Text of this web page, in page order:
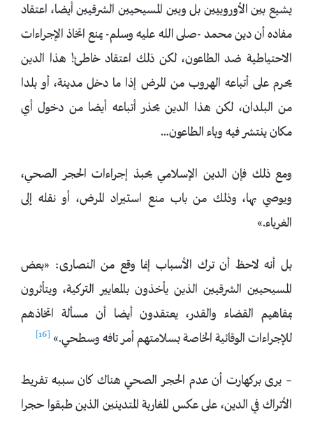
يشيع بين الأوروبيين بل وبين المسيحيين الشرقيين أيضا، اعتقاد
مفاده أن دين محمد -صلى الله عليه وسلم- يمنع اتخاذ الإجراءات
الاحتياطية ضد الطاعون، لكن ذلك اعتقاد خاطئ! هذا الدين
يحرم على أتباعه الهروب من المرض إذا ما دخل مدينة، أو بلدا
من البلدان، لكن هذا الدين يحذر أتباعه أيضا من دخول أي
مكان ينتشر فيه وباء الطاعون…
ومع ذلك فإن الدين الإسلامي يحبذ إجراءات الحجر الصحي،
ويوصي بها، وذلك من باب منع استيراد المرض، أو نقله إلى
الغرباء.»
بل أنه لاحظ أن ترك الأسباب إنما وقع من النصارى: «بعض
المسيحيين الشرقيين الذين يأخذون بالمعايير التركية، ويتأثرون
بمفاهيم القضاء والقدر، يعتقدون أيضا أن مسألة اتخاذهم
للإجراءات الوقائية الخاصة بسلامتهم أمر تافه وسطحي.» [16]
– يرى بركهارت أن عدم الحجر الصحي هناك كان سببه تفريط
الأتراك في الدين، على عكس المغاربة المتدينين الذين طبقوا حجرا